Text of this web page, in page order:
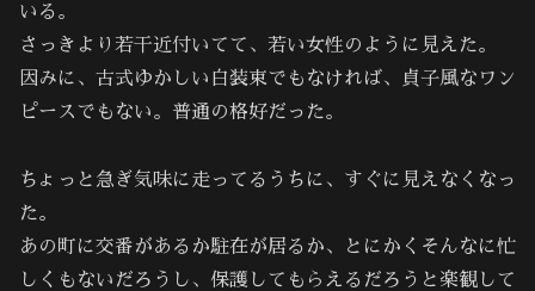
いる。
さっきより若干近付いてて、若い女性のように見えた。
因みに、古式ゆかしい白装束でもなければ、貞子風なワン
ピースでもない。普通の格好だった。
ちょっと急ぎ気味に走ってるうちに、すぐに見えなくなっ
た。
あの町に交番があるか駐在が居るか、とにかくそんなに忙
しくもないだろうし、保護してもらえるだろうと楽観して